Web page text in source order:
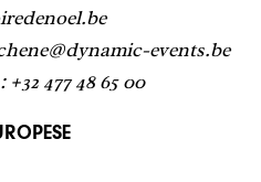
events.be
477 48 65 00